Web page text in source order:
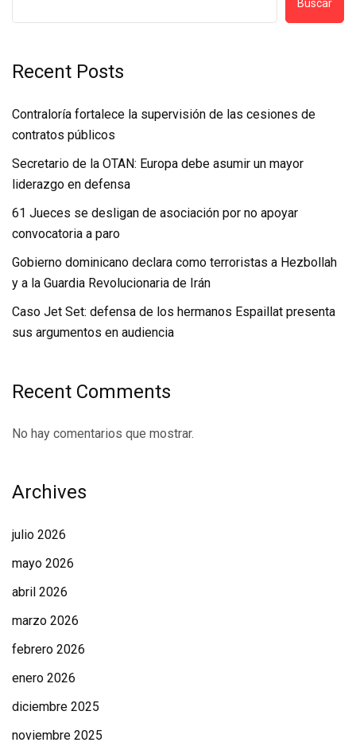
Buscar
Recent Posts
Contraloría fortalece la supervisión de las cesiones de
contratos públicos
Secretario de la OTAN: Europa debe asumir un mayor
liderazgo en defensa
61 Jueces se desligan de asociación por no apoyar
convocatoria a paro
Gobierno dominicano declara como terroristas a Hezbollah
y a la Guardia Revolucionaria de Irán
Caso Jet Set: defensa de los hermanos Espaillat presenta
sus argumentos en audiencia
Recent Comments
No hay comentarios que mostrar.
Archives
julio 2026
mayo 2026
abril 2026
marzo 2026
febrero 2026
enero 2026
diciembre 2025
noviembre 2025